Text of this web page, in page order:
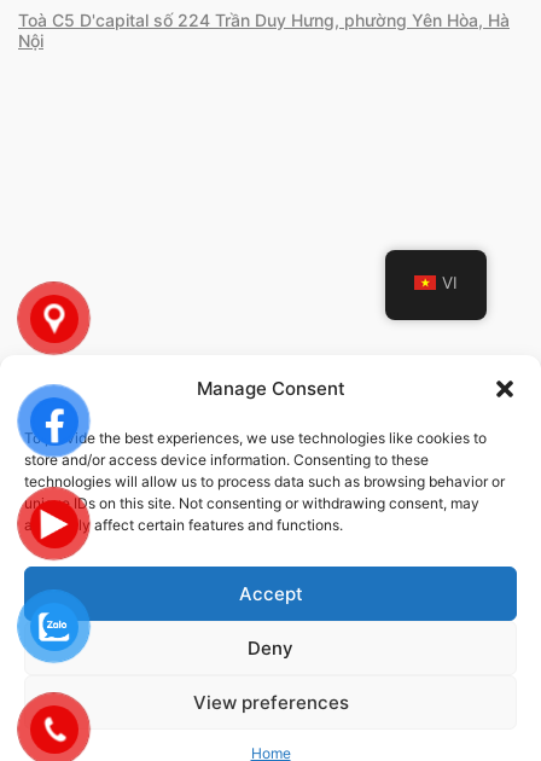
Manage Consent
To provide the best experiences, we use technologies like cookies to
store and/or access device information. Consenting to these
technologies will allow us to process data such as browsing behavior or
unique IDs on this site. Not consenting or withdrawing consent, may
adversely affect certain features and functions.
Accept
Deny
View preferences
Home
Toà C5 D'capital số 224 Trần Duy Hưng, phường Yên Hòa, Hà
Nội
CHÍNH SÁCH
Chính sách bảo mật thông tin
Chính sách dịch vụ
BYDMG
Privacy Policy
VI